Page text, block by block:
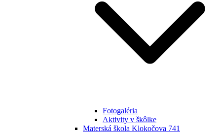
Fotogaléria
Aktivity v škôlke
Materská škola Klokočova 741